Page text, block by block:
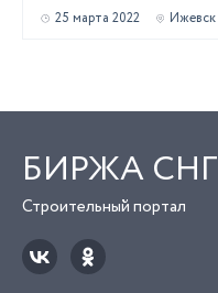
25 марта 2022 Ижевск
БИРЖА СНГ
Строительный портал